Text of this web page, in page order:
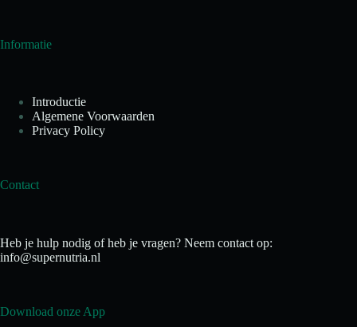
Informatie
Introductie
Algemene Voorwaarden
Privacy Policy
Contact
Heb je hulp nodig of heb je vragen? Neem contact op:
info@supernutria.nl
Download onze App